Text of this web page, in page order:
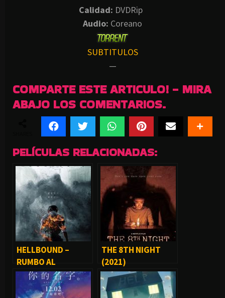
Calidad: DVDRip
Audio: Coreano
SUBTITULOS
—
COMPARTE ESTE ARTICULO! - MIRA
ABAJO LOS COMENTARIOS.
PELÍCULAS RELACIONADAS:
HELLBOUND –
RUMBO AL
INFIERNO (SERIE)
THE 8TH NIGHT
(2021)